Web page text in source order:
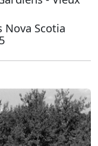
Nova Scotia